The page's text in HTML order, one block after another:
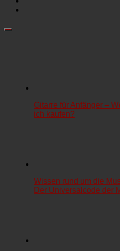
Gitarre für Anfänger –
ich kaufen?
Wissen rund um die
Der Universalcode der